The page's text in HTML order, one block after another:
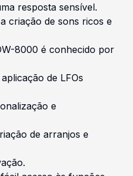
resposta sensível.
criação de sons ricos e
8000 é conhecido por
de LFOs
e
de arranjos e